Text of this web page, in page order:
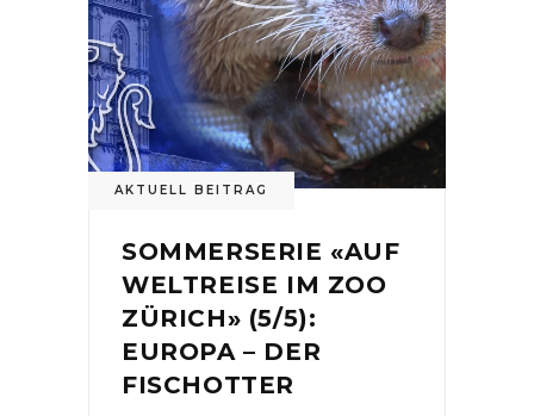
AKTUELL BEITRAG
SOMMERSERIE «AUF
WELTREISE IM ZOO
ZÜRICH» (5/5):
EUROPA – DER
FISCHOTTER